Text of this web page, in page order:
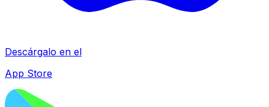
Descárgalo en el
App Store